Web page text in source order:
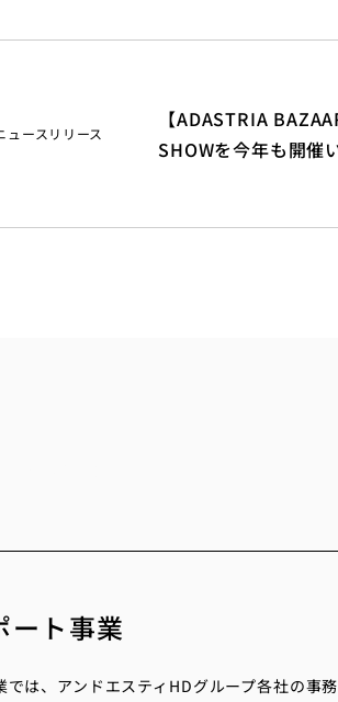
ュースリリース
【ADASTRIA
SHOWを今年も開催
ート事業
では、アンドエスティHDグループ各社の事